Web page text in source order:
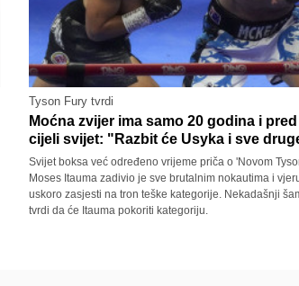
Tyson Fury tvrdi
Moćna zvijer ima samo 20 godina i
cijeli svijet: "Razbit će Usyka i sve
Svijet boksa već određeno vrijeme priča o 'Novom
Moses Itauma zadivio je sve brutalnim nokautima i
uskoro zasjesti na tron teške kategorije. Nekadašnji
tvrdi da će Itauma pokoriti kategoriju.